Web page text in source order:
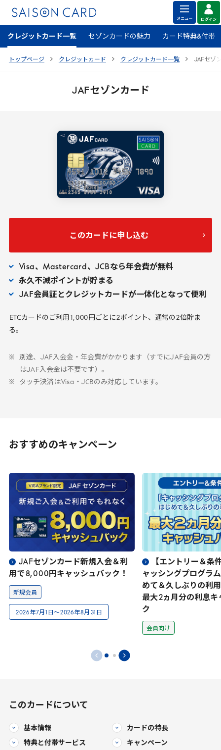
クレジットカード一覧 セゾンカードの魅力 カード特典&付帯
トップページ クレジットカード クレジットカード一覧 JAFセゾ
JAFセゾンカード
Visa、Mastercard 、 JCBなら年会費が無料
永久不滅ポイントが貯まる
JAF会員証とクレジットカードが一体化となって便利
ETCカードのご利用 ,000 円ごとに2ポイント、通常の2倍貯ま
る。
このカードに申し込む
別途、 JAF入会金・年会費がかかります（すでにJAF会員の方
はJAF入会金は不要です）。
タッチ決済はVisa ・ JCBのみ対応しています。
おすすめのキャンペーン
JAFセゾンカード新規入会＆利
用で8,000 円キャッシュバック！
新規会員
2026年7月 日～2026年8月 31 日
【エントリー＆条
ャッシングプログラ
めて＆久しぶりの利
最大2ヵ月分の利息キ
ク
会員向け
このカードについて
基本情報 カードの特長
特典と付帯サービス キャンペーン